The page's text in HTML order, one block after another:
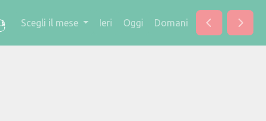
Scegli il mese Ieri Oggi Domani